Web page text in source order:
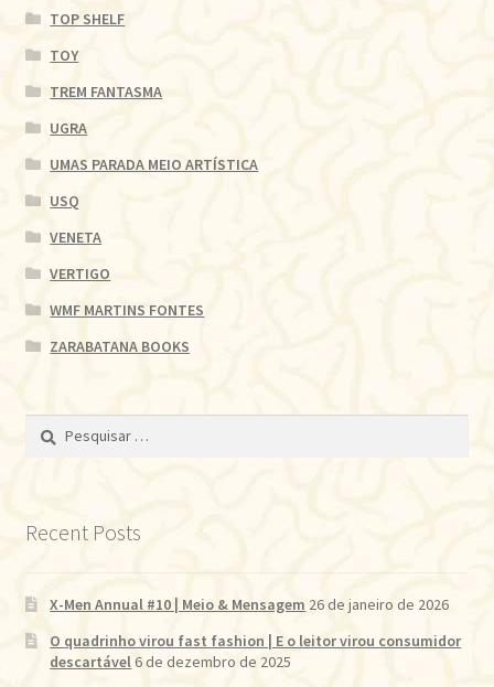
TOP SHELF
TOY
TREM FANTASMA
UGRA
UMAS PARADA MEIO ARTÍSTICA
USQ
VENETA
VERTIGO
WMF MARTINS FONTES
ZARABATANA BOOKS
Recent Posts
X-Men Annual #10 | Meio & Mensagem 26 de janeiro de 2026
O quadrinho virou fast fashion | E o leitor virou consumidor
descartável 6 de dezembro de 2025